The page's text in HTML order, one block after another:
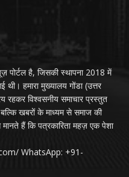
पोर्टल है, जिसकी स्थापना 2018 में
हमारा मुख्यालय गोंडा (उत्तर
रहकर विश्वसनीय समाचार प्रस्तुत
बल्कि खबरों के माध्यम से समाज की
हैं कि पत्रकारिता महज़ एक पेशा
WhatsApp: +91-